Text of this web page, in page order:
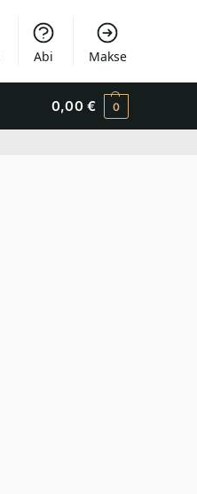
Abi Makse
0,00 € 0